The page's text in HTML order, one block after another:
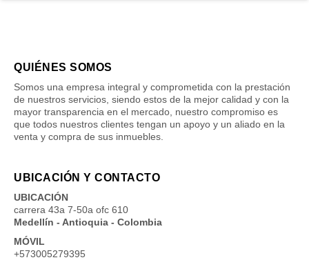
QUIÉNES SOMOS
Somos una empresa integral y comprometida con la prestación
de nuestros servicios, siendo estos de la mejor calidad y con la
mayor transparencia en el mercado, nuestro compromiso es
que todos nuestros clientes tengan un apoyo y un aliado en la
venta y compra de sus inmuebles.
UBICACIÓN Y CONTACTO
UBICACIÓN
carrera 43a 7-50a ofc 610
Medellín - Antioquia - Colombia
MÓVIL
+573005279395